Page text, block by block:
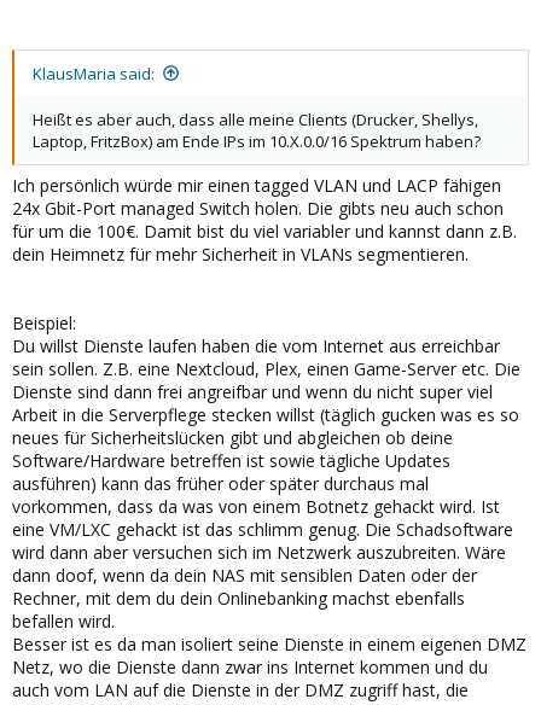
KlausMaria said:
Heißt es aber auch, dass alle meine Clients (Drucker, Shellys,
Laptop, FritzBox) am Ende IPs im 10.X.0.0/16 Spektrum haben?
Ich persönlich würde mir einen tagged VLAN und LACP fähigen
24x Gbit-Port managed Switch holen. Die gibts neu auch schon
für um die 100€. Damit bist du viel variabler und kannst dann z.B.
dein Heimnetz für mehr Sicherheit in VLANs segmentieren.
Beispiel:
Du willst Dienste laufen haben die vom Internet aus erreichbar
sein sollen. Z.B. eine Nextcloud, Plex, einen Game-Server etc. Die
Dienste sind dann frei angreifbar und wenn du nicht super viel
Arbeit in die Serverpflege stecken willst (täglich gucken was es so
neues für Sicherheitslücken gibt und abgleichen ob deine
Software/Hardware betreffen ist sowie tägliche Updates
ausführen) kann das früher oder später durchaus mal
vorkommen, dass da was von einem Botnetz gehackt wird. Ist
eine VM/LXC gehackt ist das schlimm genug. Die Schadsoftware
wird dann aber versuchen sich im Netzwerk auszubreiten. Wäre
dann doof, wenn da dein NAS mit sensiblen Daten oder der
Rechner, mit dem du dein Onlinebanking machst ebenfalls
befallen wird.
Besser ist es da man isoliert seine Dienste in einem eigenen DMZ
Netz, wo die Dienste dann zwar ins Internet kommen und du
auch vom LAN auf die Dienste in der DMZ zugriff hast, die